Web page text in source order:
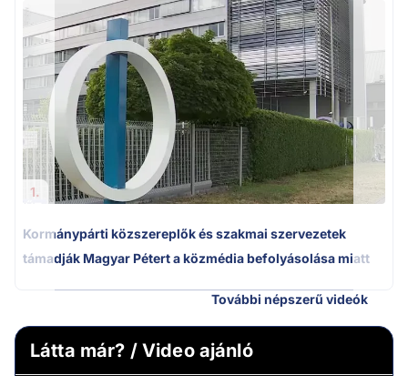
1.
Kormánypárti közszereplők és szakmai szervezetek
támadják Magyar Pétert a közmédia befolyásolása miatt
További népszerű videók
Látta már? / Video ajánló